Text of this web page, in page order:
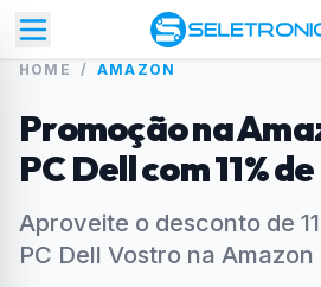
HOME / AMAZON
Promoção na
PC Dell com 11%
Aproveite o desconto de
PC Dell Vostro na Amazon